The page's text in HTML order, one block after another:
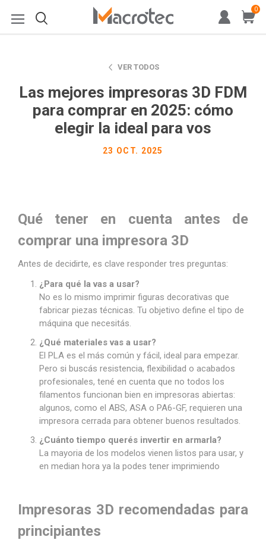
0
VER TODOS
Las mejores impresoras 3D FDM
para comprar en 2025: cómo
elegir la ideal para vos
23 OCT. 2025
Qué tener en cuenta antes de
comprar una impresora 3D
Antes de decidirte, es clave responder tres preguntas:
¿Para qué la vas a usar?
No es lo mismo imprimir figuras decorativas que
fabricar piezas técnicas. Tu objetivo define el tipo de
máquina que necesitás.
¿Qué materiales vas a usar?
El PLA es el más común y fácil, ideal para empezar.
Pero si buscás resistencia, flexibilidad o acabados
profesionales, tené en cuenta que no todos los
filamentos funcionan bien en impresoras abiertas:
algunos, como el ABS, ASA o PA6-GF, requieren una
impresora cerrada para obtener buenos resultados.
¿Cuánto tiempo querés invertir en armarla?
La mayoria de los modelos vienen listos para usar, y
en median hora ya la podes tener imprimiendo
Impresoras 3D recomendadas para
principiantes